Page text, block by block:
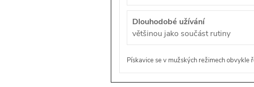
Dlouhodobé užívání
většinou jako součást rutiny
Pískavice se v mužských režimech obvykle